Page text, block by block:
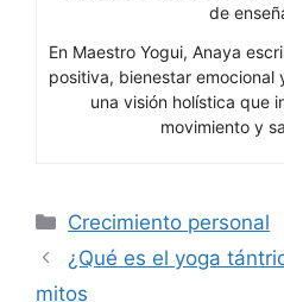
de
En Maestro Yogui, Anaya
positiva, bienestar
una visión holística que
movimiento y
Categorías
Crecimiento personal
¿Qué es el yoga
mitos